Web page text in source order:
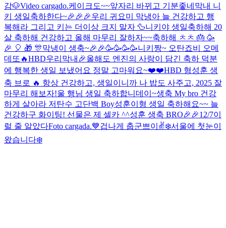
감🐶Video cargado.케이크도~~앞자리 바뀌고 기분좋네 막내 니
키 생일축하한다~🎉🎉🎉우리 귀요미 막냉아 늘 건강하고 행
복해라 그리고 키는 더이상 크지 말자 🦆니키야 생일축하해 20
살 축하해 건강하고 올해 마무리 잘하자~~축하해 ㅊㅊ 🎂 🥳
🎉 🎈 🎁 🎊막냉이 생축~🎉🎉🥳🥳🥳🥳니키짱~ 오탄죠비 오메
데또🔥HBD우리막내🎉올해도 엔진의 사랑이 담긴 축하 덕분
에 행복한 생일 보냈어요 정말 고마워요~❤️❤️HBD 형성훈 생
축 브로 🔥 항상 건강하고, 생일이니까 나 밥도 사주고, 2025 잘
마무리 해보자!울 행님 생일 축하합니데이~생축 My bro 건강
하게 살아라 저탄수 고단백 Boy성훈이형 생일 축하해요~~ 늘
건강하구 화이팅! 선물은 제 셀카 ^^성훈 생축 BRO🎉🎉12/7이
럴 줄 알았다Foto cargada.💙겁나게 춥군쁘이✌️❄️서울에 첫눈이
왔습니다❄️